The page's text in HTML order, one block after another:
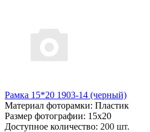
Рамка 15*20 1903-14 (черный)
Материал фоторамки: Пластик
Размер фотографии: 15х20
Доступное количество: 200 шт.